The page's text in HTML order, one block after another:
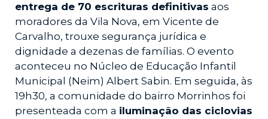
entrega de 70 escrituras definitivas aos
moradores da Vila Nova, em Vicente de
Carvalho, trouxe segurança jurídica e
dignidade a dezenas de famílias. O evento
aconteceu no Núcleo de Educação Infantil
Municipal (Neim) Albert Sabin. Em seguida, às
19h30, a comunidade do bairro Morrinhos foi
presenteada com a iluminação das ciclovias